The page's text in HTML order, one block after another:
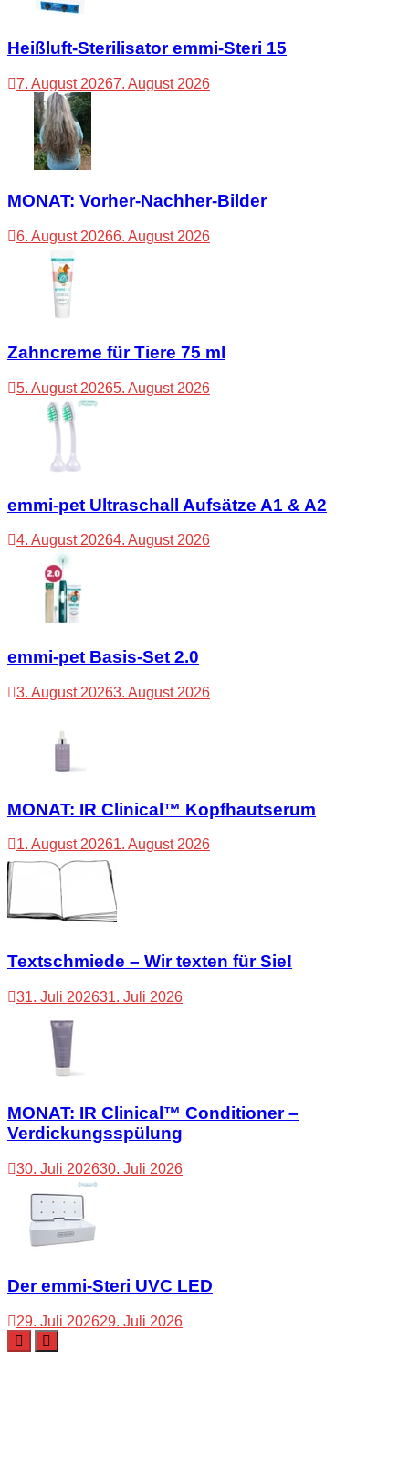
Heißluft-Sterilisator emmi-Steri 15
7. August 20267. August 2026
MONAT: Vorher-Nachher-Bilder
6. August 20266. August 2026
Zahncreme für Tiere 75 ml
5. August 20265. August 2026
emmi-pet Ultraschall Aufsätze A1 & A2
4. August 20264. August 2026
emmi-pet Basis-Set 2.0
3. August 20263. August 2026
MONAT: IR Clinical™ Kopfhautserum
1. August 20261. August 2026
Textschmiede – Wir texten für Sie!
31. Juli 202631. Juli 2026
MONAT: IR Clinical™ Conditioner –
Verdickungsspülung
30. Juli 202630. Juli 2026
Der emmi-Steri UVC LED
29. Juli 202629. Juli 2026